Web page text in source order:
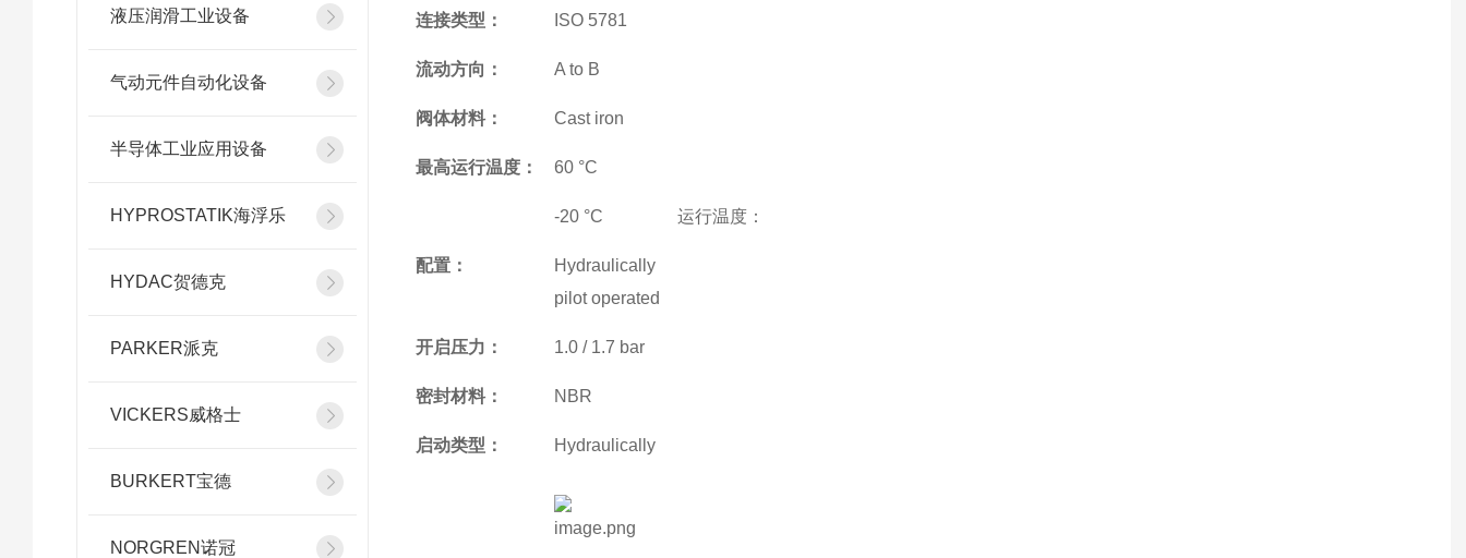
液压润滑工业设备
气动元件自动化设备
半导体工业应用设备
HYPROSTATIK海浮乐
HYDAC贺德克
PARKER派克
VICKERS威格士
BURKERT宝德
NORGREN诺冠
连接类型： ISO 5781
流动方向： A to B
阀体材料： Cast iron
最高运行温度： 60 °C
运行温度：
-20 °C
配置：
Hydraulically
pilot operated
开启压力： 1.0 / 1.7 bar
密封材料： NBR
启动类型： Hydraulically